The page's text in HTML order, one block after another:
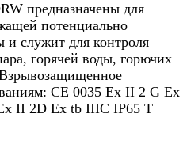
предназначены для
потенциально
и служит для контроля
горячей воды, горючих
CE 0035 Ex II 2 G Ex
II 2D Ex tb IIIC IP65 T